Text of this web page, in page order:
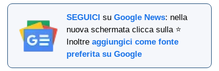
SEGUICI suGoogle News: nella
nuova schermata clicca sulla ⭐
Inoltreaggiungici come fonte
preferita su Google